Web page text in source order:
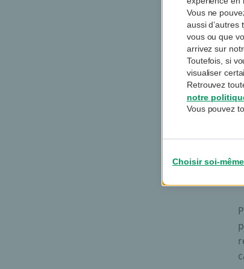
Vous ne
aussi
vous ou que
arrivez sur
Toutefois, si
visualiser
Retrouvez
notre
Vous pouvez
Choisir soi-